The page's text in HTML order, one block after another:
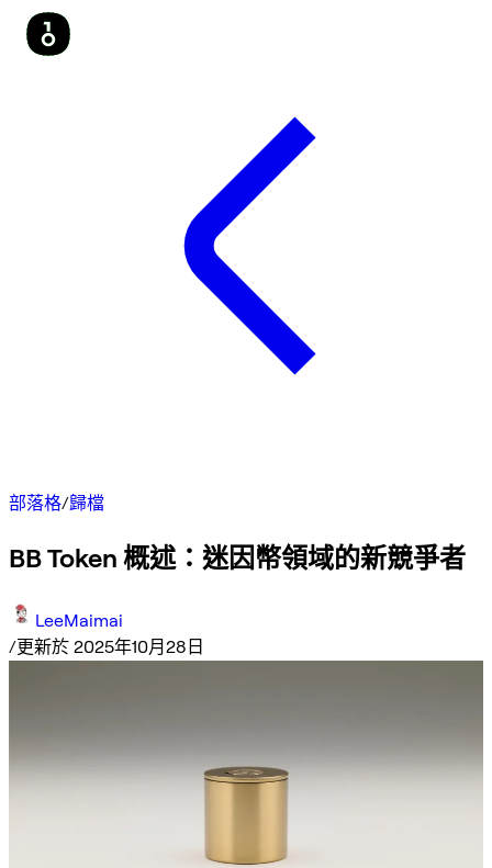
部落格/歸檔
BB Token 概述：迷因幣領域的新競爭者
LeeMaimai
/更新於 2025年10月28日